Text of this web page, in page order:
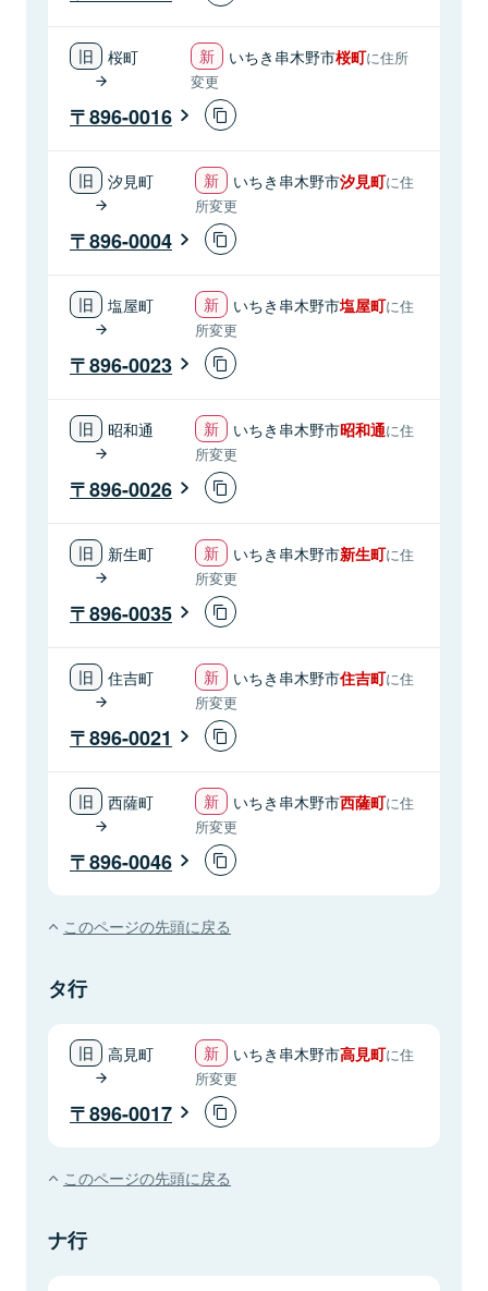
桜町 いちき串木野市桜町に住所
変更
896-0016
汐見町 いちき串木野市汐見町に住
所変更
896-0004
塩屋町 いちき串木野市塩屋町に住
所変更
896-0023
昭和通 いちき串木野市昭和通に住
所変更
896-0026
新生町 いちき串木野市新生町に住
所変更
896-0035
住吉町 いちき串木野市住吉町に住
所変更
896-0021
西薩町 いちき串木野市西薩町に住
所変更
896-0046
このページの先頭に戻る
タ行
高見町 いちき串木野市高見町に住
所変更
896-0017
このページの先頭に戻る
ナ行